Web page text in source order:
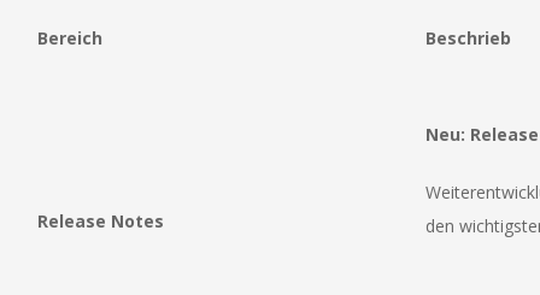
Bereich Beschrieb
Release Notes
Neu:
den